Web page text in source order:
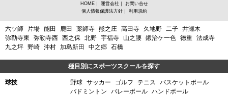
愛知県北名古屋市、スイミングその他からスポーツスクールを探す
六ツ師 片場 能田 鹿田 薬師寺 熊之庄 高田寺 久地野 二子 井瀬木
弥勒寺東
弥勒寺西 西之保 北野 宇福寺 山之腰 鍜治ケ一色 徳重 法成寺
九之坪 野崎 沖村 加島新田 中之郷 石橋
種目別にスポーツスクールを探す
球技 野球 サッカー ゴルフ テニス
バスケットボール
バドミントン
バレーボール ハンドボール
HOME｜ 運営会社 ｜
お問い合せ
個人情報保護法方針｜ 利用規約